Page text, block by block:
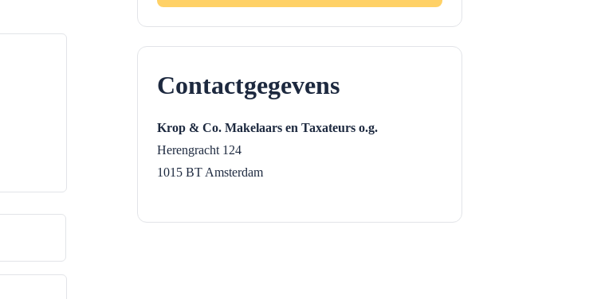
Contactgegevens
Krop & Co. Makelaars en Taxateurs o.g.
Herengracht 124
1015 BT Amsterdam